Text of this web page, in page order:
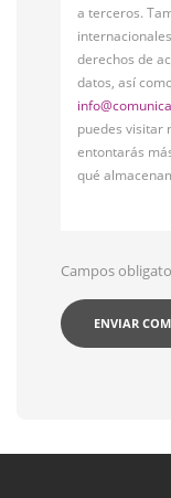
a terceros.
derechos de
datos, así
puedes visitar
entontarás
qué
Campos